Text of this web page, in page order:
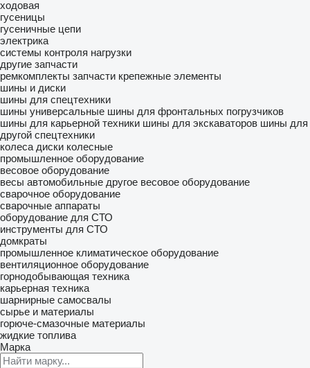
ходовая
гусеницы
гусеничные цепи
электрика
системы контроля нагрузки
другие запчасти
ремкомплекты запчасти крепежные элементы
шины и диски
шины для спецтехники
шины универсальные шины для фронтальных погрузчиков
шины для карьерной техники шины для экскаваторов шины для
другой спецтехники
колеса диски колесные
промышленное оборудование
весовое оборудование
весы автомобильные другое весовое оборудование
сварочное оборудование
сварочные аппараты
оборудование для СТО
инструменты для СТО
домкраты
промышленное климатическое оборудование
вентиляционное оборудование
горнодобывающая техника
карьерная техника
шарнирные самосвалы
сырье и материалы
горюче-смазочные материалы
жидкие топлива
Марка